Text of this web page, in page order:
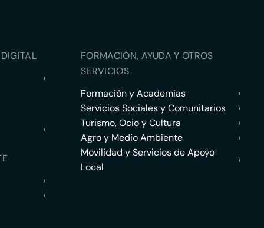
›
›
›
›
FORMACIÓN, AYUDA Y OTROS
SERVICIOS
Formación y Academias
›
Servicios Sociales y Comunitarios
›
Turismo, Ocio y Cultura
›
Agro y Medio Ambiente
›
Movilidad y Servicios de Apoyo
Local
›